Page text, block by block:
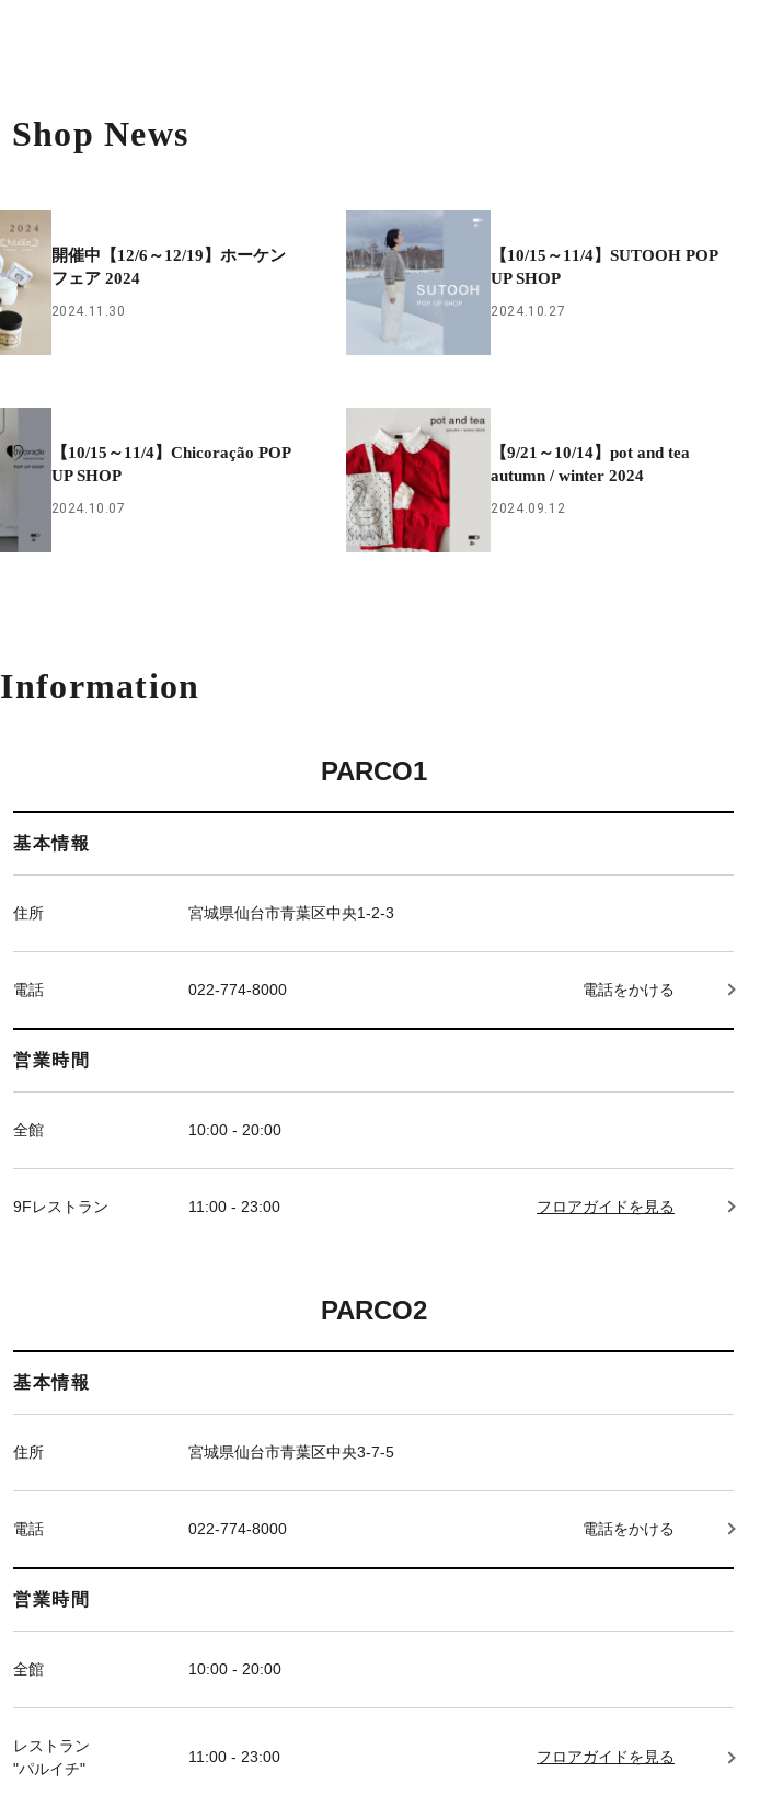
Shop News
開催中【12/6～12/19】ホーケン
フェア 2024
2024.11.30
【10/15～11/4】SUTOOH POP
UP SHOP
2024.10.27
【10/15～11/4】Chicoração POP
UP SHOP
2024.10.07
【9/21～10/14】pot and tea
autumn / winter 2024
2024.09.12
Information
PARCO1
基本情報
住所 宮城県仙台市青葉区中央1-2-3
電話 022-774-8000 電話をかける
営業時間
全館 10:00 - 20:00
9Fレストラン 11:00 - 23:00 フロアガイドを見る
PARCO2
基本情報
住所 宮城県仙台市青葉区中央3-7-5
電話 022-774-8000 電話をかける
営業時間
全館 10:00 - 20:00
レストラン
"パルイチ"
11:00 - 23:00 フロアガイドを見る